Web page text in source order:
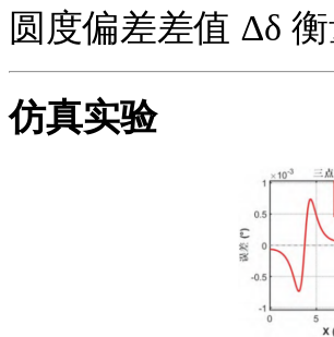
圆度偏差差值 ∆δ
仿真实验